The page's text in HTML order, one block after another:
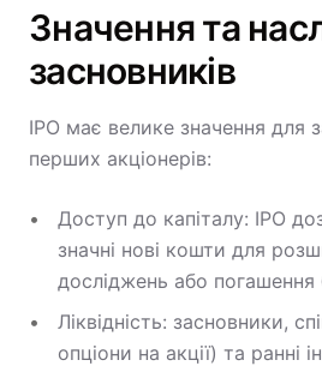
Значення та
засновників
IPO має велике значення для
перших акціонерів:
Доступ до капіталу: IPO
значні нові кошти для
досліджень або погашення
Ліквідність: засновники,
опціони на акції) та ранні